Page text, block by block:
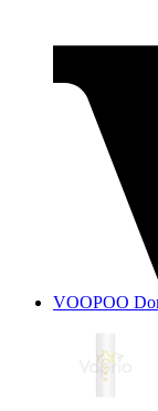
VOOPOO